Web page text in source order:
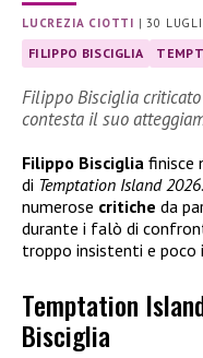
LUCREZIA CIOTTI |30
FILIPPO BISCIGLIA
Filippo Bisciglia
contesta il suo
Filippo Bisciglia finisce
di Temptation Island 2026
numerose critiche da
durante i falò di
troppo insistenti e poco
Temptation
Bisciglia